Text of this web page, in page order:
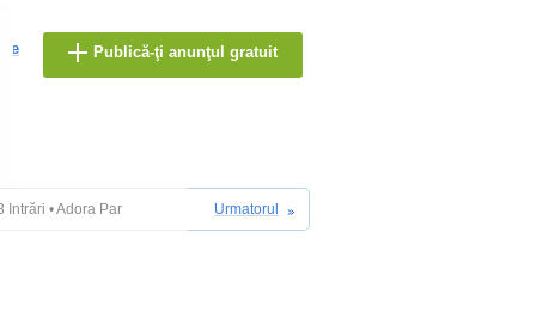
Publică-ţi anunţul gratuit
Urmatorul
• Adora Par